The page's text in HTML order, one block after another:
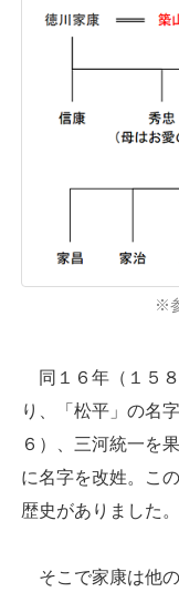
※
同１６年（１５
り、「松平」の名
６）、三河統一を
に名字を改姓。こ
歴史がありました。
そこで家康は他